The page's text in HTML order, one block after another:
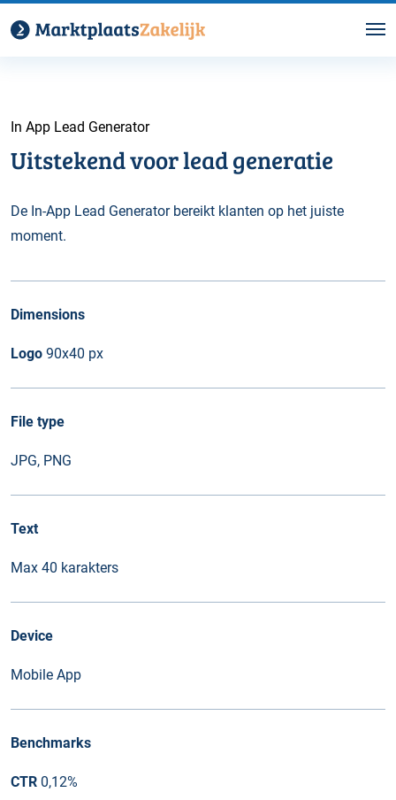
In App Lead Generator
Uitstekend voor lead generatie
De In-App Lead Generator bereikt klanten op het juiste
moment.
Dimensions
Logo 90x40 px
File type
JPG, PNG
Text
Max 40 karakters
Device
Mobile App
Benchmarks
CTR 0,12%